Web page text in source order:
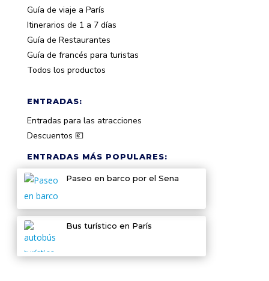
Guía de viaje a París
Itinerarios de 1 a 7 días
Guía de Restaurantes
Guía de francés para turistas
Todos los productos
ENTRADAS:
Entradas para las atracciones
Descuentos 💶
ENTRADAS MÁS POPULARES:
Paseo en barco por el Sena
Bus turístico en París